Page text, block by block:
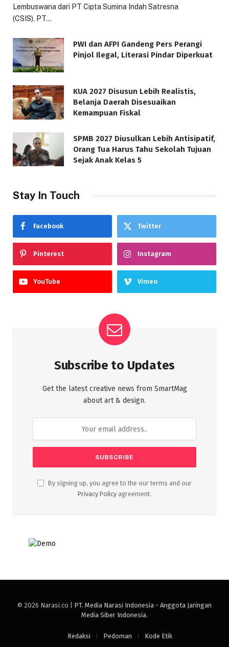
Lembuswana dari PT Cipta Sumina Indah Satresna
(CSIS), PT…
PWI dan AFPI Gandeng Pers Perangi
Pinjol Ilegal, Literasi Pindar Diperkuat
KUA 2027 Disusun Lebih Realistis,
Belanja Daerah Disesuaikan
Kemampuan Fiskal
SPMB 2027 Diusulkan Lebih Antisipatif,
Orang Tua Harus Tahu Sekolah Tujuan
Sejak Anak Kelas 5
Stay In Touch
Facebook Twitter
Pinterest Instagram
YouTube Vimeo
Subscribe to Updates
Get the latest creative news from SmartMag
about art & design.
By signing up, you agree to the our terms and our
Privacy Policy agreement.
© 2026 Narasi.co | PT. Media Narasi Indonesia - Anggota Jaringan
Media Siber Indonesia.
Redaksi Pedoman Kode Etik